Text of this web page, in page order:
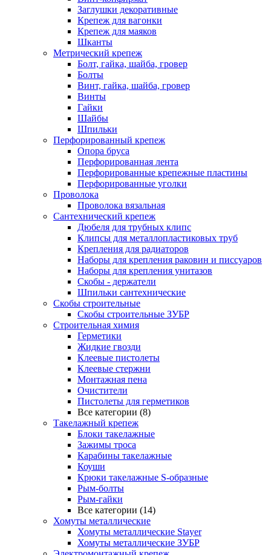
Заглушки декоративные
Крепеж для вагонки
Крепеж для маяков
Шканты
Метрический крепеж
Болт, гайка, шайба, гровер
Болты
Винт, гайка, шайба, гровер
Винты
Гайки
Шайбы
Шпильки
Перфорированный крепеж
Опора бруса
Перфорированная лента
Перфорированные крепежные пластины
Перфорированные уголки
Проволока
Проволока вязальная
Сантехнический крепеж
Дюбеля для трубных клипс
Клипсы для металлопластиковых труб
Крепления для радиаторов
Наборы для крепления раковин и писсуаров
Наборы для крепления унитазов
Скобы - держатели
Шпильки сантехнические
Скобы строительные
Скобы строительные ЗУБР
Строительная химия
Герметики
Жидкие гвозди
Клеевые пистолеты
Клеевые стержни
Монтажная пена
Очистители
Пистолеты для герметиков
Все категории (8)
Такелажный крепеж
Блоки такелажные
Зажимы троса
Карабины такелажные
Коуши
Крюки такелажные S-образные
Рым-болты
Рым-гайки
Все категории (14)
Хомуты металлические
Хомуты металлические Stayer
Хомуты металлические ЗУБР